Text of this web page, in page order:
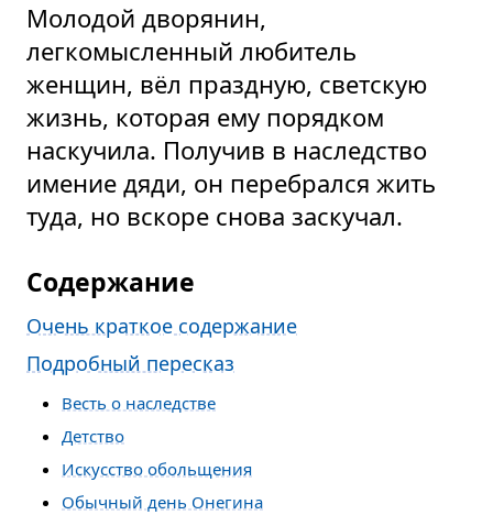
Молодой дворянин,
легкомысленный любитель
женщин, вёл праздную, светскую
жизнь, которая ему порядком
наскучила. Получив в наследство
имение дяди, он перебрался жить
туда, но вскоре снова заскучал.
Содержание
Очень краткое содержание
Подробный пересказ
Весть о наследстве
Детство
Искусство обольщения
Обычный день Онегина